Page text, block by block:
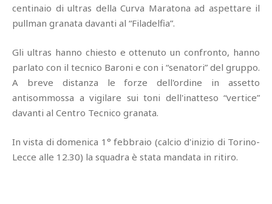
centinaio di ultras della Curva Maratona ad aspettare il
pullman granata davanti al “Filadelfia”.
Gli ultras hanno chiesto e ottenuto un confronto, hanno
parlato con il tecnico Baroni e con i “senatori” del gruppo.
A breve distanza le forze dell'ordine in assetto
antisommossa a vigilare sui toni dell'inatteso “vertice”
davanti al Centro Tecnico granata.
In vista di domenica 1° febbraio (calcio d'inizio di Torino-
Lecce alle 12.30) la squadra è stata mandata in ritiro.